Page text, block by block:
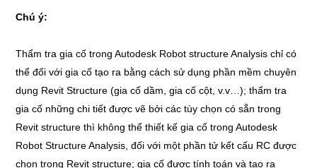
Chú ý:
Thẩm tra gia cố trong Autodesk Robot structure Analysis chỉ có
thể đối với gia cố tạo ra bằng cách sử dụng phần mềm chuyên
dụng Revit Structure (gia cố dầm, gia cố cột, v.v…); thẩm tra
gia cố những chi tiết được vẽ bởi các tùy chọn có sẵn trong
Revit structure thì không thể thiết kế gia cố trong Autodesk
Robot Structure Analysis, đối với một phần tử kết cấu RC được
chọn trong Revit structure; gia cố được tính toán và tạo ra